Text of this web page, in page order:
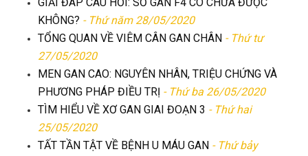
KHÔNG? - Thứ năm 28/05/2020
TỔNG QUAN VỀ VIÊM CÂN GAN CHÂN - Thứ tư
27/05/2020
MEN GAN CAO: NGUYÊN NHÂN, TRIỆU CHỨNG VÀ
PHƯƠNG PHÁP ĐIỀU TRỊ - Thứ ba 26/05/2020
TÌM HIỂU VỀ XƠ GAN GIAI ĐOẠN 3 - Thứ hai
25/05/2020
TẤT TẦN TẬT VỀ BỆNH U MÁU GAN - Thứ bảy